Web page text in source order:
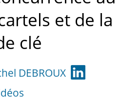
et de la
clé
DEBROUX